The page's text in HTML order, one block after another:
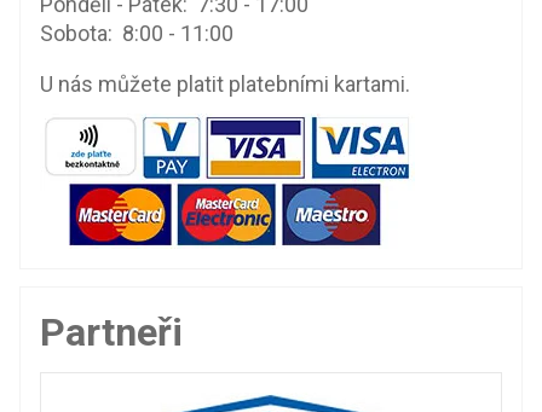
Sobota: 8:00 - 11:00
U nás můžete platit platebními kartami.
Partneři